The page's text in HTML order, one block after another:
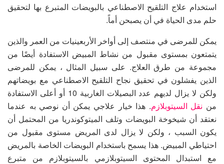
استخدام علاج التلقيح الاصطناعي بالبويضات المتبرع بها لتحقيق
حلم مدى الحياة في أن يصبحن أماً.
يمكن للمرضى في منتصف إلى أواخر الأربعينيات من العمر والذين
يتمتعون بمستوى مقبول من نشاط المبيض الاستفادة أيضًا من
مجموعة من طرق العلاج. على سبيل المثال ، يمكن للمرضى
الذين يفشلون في تحقيق نجاح التلقيح الاصطناعي مع بويضاتهم
ولكن لا يزال لديهم عدد البصيلات الغاربية 10 أو أعلى الاستفادة
من نقل السيتوبلازم. هذا خيار علاجي يمكن أن نوصي به عندما
نعتقد أن شيخوخة البويضات وتلف الميتوكوندريا من المحتمل أن
يكون السبب ، ولكن لا يزال لدى المريض مستوى مقبول من
احتياطي المبيض. هذا يسمح باستخدام البويضات الخاصة بالمريض
مع استبدال المحتوى السيتوبلازمي بالسيتوبلازم من متبرع